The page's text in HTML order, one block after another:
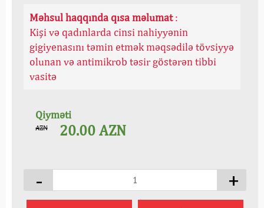
Məhsul haqqında qısa məlumat:
Kişi və qadınlarda cinsi nahiyyənin
gigiyenasını təmin etmək məqsədilə tövsiyyə
olunan və antimikrob təsir göstərən tibbi
vasitə
Qiyməti
AZN 20.00 AZN
- +